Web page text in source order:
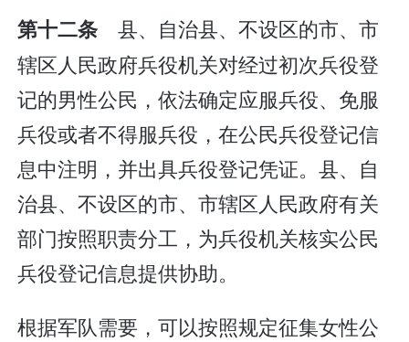
第十二条 县、自治县、不设区的市、市
辖区人民政府兵役机关对经过初次兵役登
记的男性公民，依法确定应服兵役、免服
兵役或者不得服兵役，在公民兵役登记信
息中注明，并出具兵役登记凭证。县、自
治县、不设区的市、市辖区人民政府有关
部门按照职责分工，为兵役机关核实公民
兵役登记信息提供协助。
根据军队需要，可以按照规定征集女性公